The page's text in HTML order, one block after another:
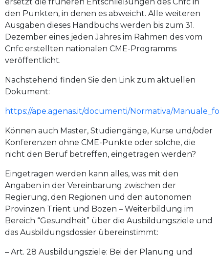
den Punkten, in denen es abweicht. Alle weiteren
Ausgaben dieses Handbuchs werden bis zum 31.
Dezember eines jeden Jahres im Rahmen des vom
Cnfc erstellten nationalen CME-Programms
veröffentlicht.
Nachstehend finden Sie den Link zum aktuellen
Dokument:
https://ape.agenas.it/documenti/Normativa/
Können auch Master, Studiengänge, Kurse und/oder
Konferenzen ohne CME-Punkte oder solche, die
nicht den Beruf betreffen, eingetragen werden?
Eingetragen werden kann alles, was mit den
Angaben in der Vereinbarung zwischen der
Regierung, den Regionen und den autonomen
Provinzen Trient und Bozen – Weiterbildung im
Bereich “Gesundheit” über die Ausbildungsziele und
das Ausbildungsdossier übereinstimmt:
– Art. 28 Ausbildungsziele: Bei der Planung und